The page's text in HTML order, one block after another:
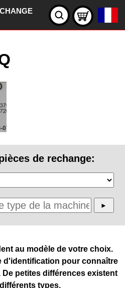
de rechange:
au modèle de votre choix.
d'identification pour connaître
De petites différences existent
types.